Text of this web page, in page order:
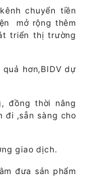
chuyển tiền
mở rộng thêm
triển thị trường
hơn,BIDV dự
đồng thời nâng
đi ,sẵn sàng cho
giao dịch.
đưa sản phẩm